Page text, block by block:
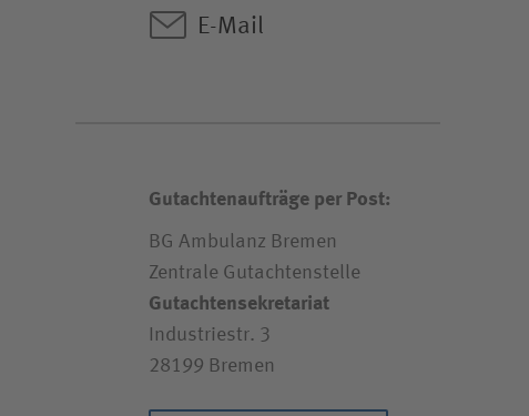
E-Mail
Gutachtenaufträge per Post:
BG Ambulanz Bremen
Zentrale Gutachtenstelle
Gutachtensekretariat
Industriestr. 3
28199 Bremen